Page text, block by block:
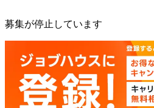
募集が停止しています